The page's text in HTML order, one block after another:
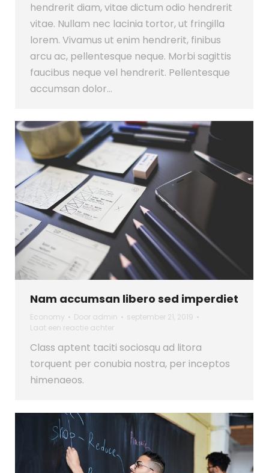
hendrerit diam, vitae dictum odio hendrerit
vitae. Nullam nec lacinia tortor, ut fringilla
lorem. Vivamus ut enim hendrerit, finibus
arcu ac, pellentesque neque. Morbi sagittis
faucibus neque vel hendrerit. Pellentesque
accumsan dolor…
Nam accumsan libero sed imperdiet
Economy Door admin
september 21, 2019
Laat een reactie achter
Class aptent taciti sociosqu ad litora
torquent per conubia nostra, per inceptos
himenaeos.